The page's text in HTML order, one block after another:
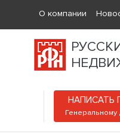
О компании
НАПИСАТЬ
Генеральному